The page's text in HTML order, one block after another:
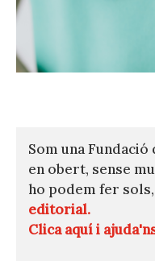
Som una
en obert, sense
ho podem fer
editorial.
Clica aquí i